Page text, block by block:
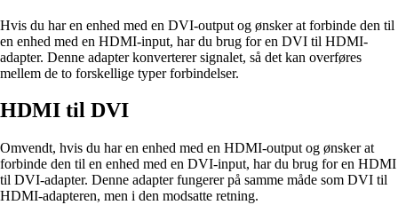
Hvis du har en enhed med en DVI-output og ønsker at forbinde den til
en enhed med en HDMI-input, har du brug for en DVI til HDMI-
adapter. Denne adapter konverterer signalet, så det kan overføres
mellem de to forskellige typer forbindelser.
HDMI til DVI
Omvendt, hvis du har en enhed med en HDMI-output og ønsker at
forbinde den til en enhed med en DVI-input, har du brug for en HDMI
til DVI-adapter. Denne adapter fungerer på samme måde som DVI til
HDMI-adapteren, men i den modsatte retning.